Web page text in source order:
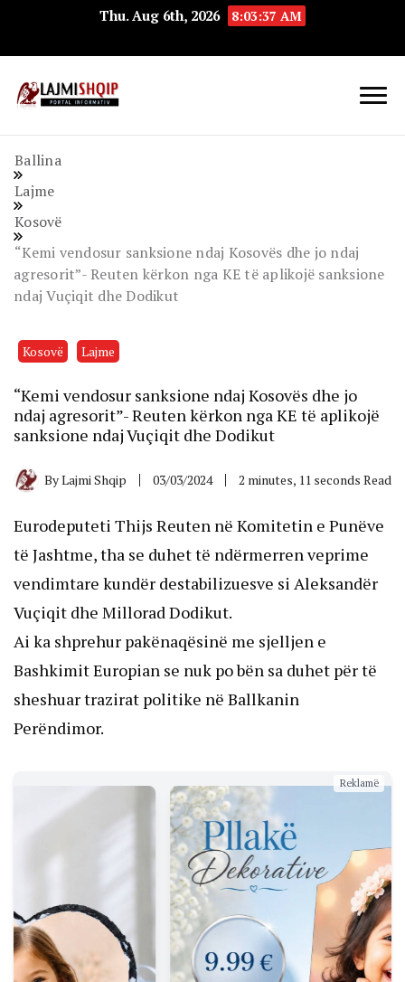
Thu. Aug 6th, 2026 8:03:38 AM
Ballina
Lajme
Kosovë
“Kemi vendosur sanksione ndaj Kosovës dhe jo ndaj
agresorit”- Reuten kërkon nga KE të aplikojë sanksione
ndaj Vuçiqit dhe Dodikut
Kosovë Lajme
“Kemi vendosur sanksione ndaj Kosovës dhe jo
ndaj agresorit”- Reuten kërkon nga KE të aplikojë
sanksione ndaj Vuçiqit dhe Dodikut
ByLajmi Shqip 03/03/2024 2 minutes, 11 seconds Read
Eurodeputeti Thijs Reuten në Komitetin e Punëve
të Jashtme, tha se duhet të ndërmerren veprime
vendimtare kundër destabilizuesve si Aleksandër
Vuçiqit dhe Millorad Dodikut.
Ai ka shprehur pakënaqësinë me sjelljen e
Bashkimit Europian se nuk po bën sa duhet për të
sheshuar trazirat politike në Ballkanin
Perëndimor.
Reklamë